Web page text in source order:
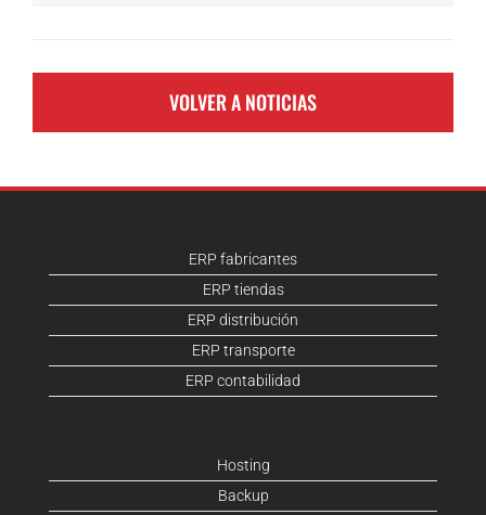
VOLVER A NOTICIAS
ERP fabricantes
ERP tiendas
ERP distribución
ERP transporte
ERP contabilidad
Hosting
Backup